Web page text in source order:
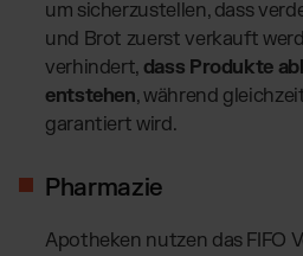
um sicherzustellen, dass
und Brot zuerst verkauft
verhindert, dass Produkte
entstehen, während
garantiert wird.
Pharmazie
Apotheken nutzen das FIFO